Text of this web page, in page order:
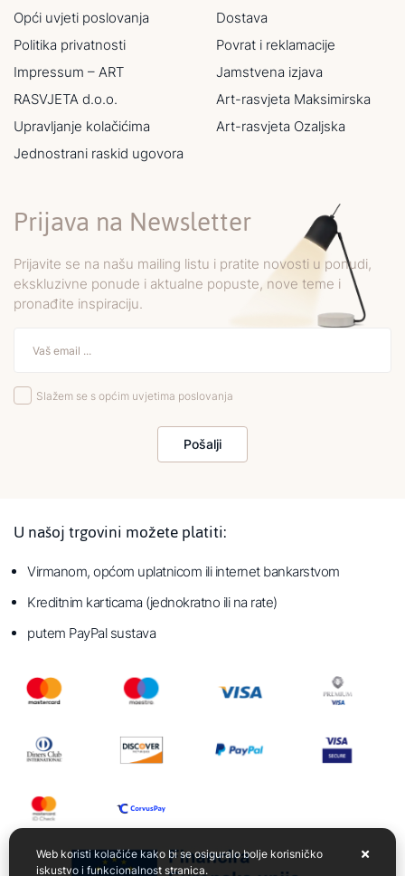
Opći uvjeti poslovanja
Politika privatnosti
Impressum – ART
RASVJETA d.o.o.
Upravljanje kolačićima
Jednostrani raskid ugovora
Dostava
Povrat i reklamacije
Jamstvena izjava
Art-rasvjeta Maksimirska
Art-rasvjeta Ozaljska
Prijava na Newsletter
Prijavite se na našu mailing listu i pratite novosti u ponudi,
ekskluzivne ponude i aktualne popuste, nove teme i
pronađite inspiraciju.
Slažem se s općim uvjetima poslovanja
Pošalji
U našoj trgovini možete platiti:
Virmanom, općom uplatnicom ili internet bankarstvom
Kreditnim karticama (jednokratno ili na rate)
putem PayPal sustava
Web koristi kolačiće kako bi se osiguralo bolje korisničko
iskustvo i funkcionalnost stranica.